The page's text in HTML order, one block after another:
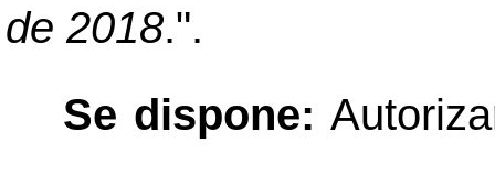
de 2018.".
Se dispone: